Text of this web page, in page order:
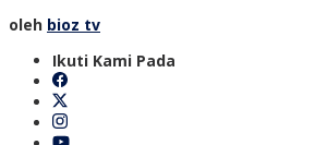
oleh bioz tv
Ikuti Kami Pada